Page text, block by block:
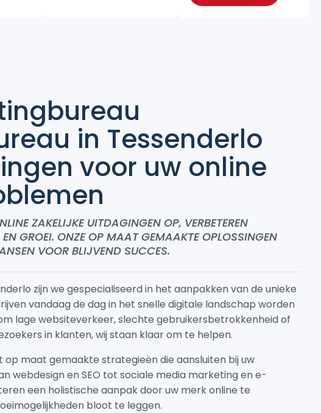
in Tessenderlo
voor uw online
ZAKELIJKE UITDAGINGEN OP, VERBETEREN
EN GROEI. ONZE OP MAAT GEMAAKTE OPLOSSINGEN
VOOR BLIJVEND SUCCES.
zijn we gespecialiseerd in het aanpakken van de unieke
vandaag de dag in het snelle digitale landschap worden
lage websiteverkeer, slechte gebruikersbetrokkenheid of
in klanten, wij staan klaar om te helpen.
maat gemaakte strategieën die aansluiten bij uw
webdesign en SEO tot sociale media marketing en e-
een holistische aanpak door uw merk online te
bloot te leggen.